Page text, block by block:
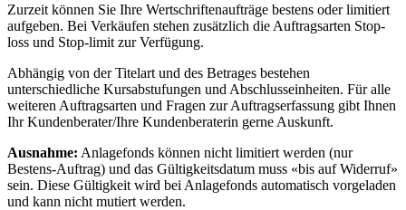
Zurzeit können Sie Ihre Wertschriftenaufträge bestens oder limitiert
aufgeben. Bei Verkäufen stehen zusätzlich die Auftragsarten Stop-
loss und Stop-limit zur Verfügung.
Abhängig von der Titelart und des Betrages bestehen
unterschiedliche Kursabstufungen und Abschlusseinheiten. Für alle
weiteren Auftragsarten und Fragen zur Auftragserfassung gibt Ihnen
Ihr Kundenberater/Ihre Kundenberaterin gerne Auskunft.
Ausnahme: Anlagefonds können nicht limitiert werden (nur
Bestens-Auftrag) und das Gültigkeitsdatum muss «bis auf Widerruf»
sein. Diese Gültigkeit wird bei Anlagefonds automatisch vorgeladen
und kann nicht mutiert werden.